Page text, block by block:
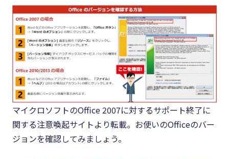
マイクロソフトのOffice 2007に対するサポート終了に
関する注意喚起サイトより転載。お使いのOfficeのバー
ジョンを確認してみましょう。